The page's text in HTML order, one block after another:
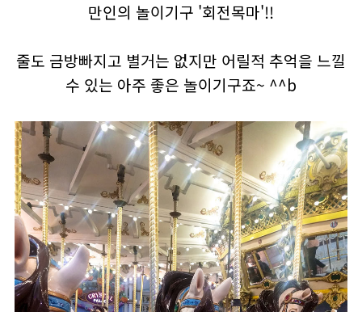
만인의 놀이기구 '회전목마'!!
줄도 금방빠지고 별거는 없지만 어릴적 추억을 느낄
수 있는 아주 좋은 놀이기구죠~ ^^b